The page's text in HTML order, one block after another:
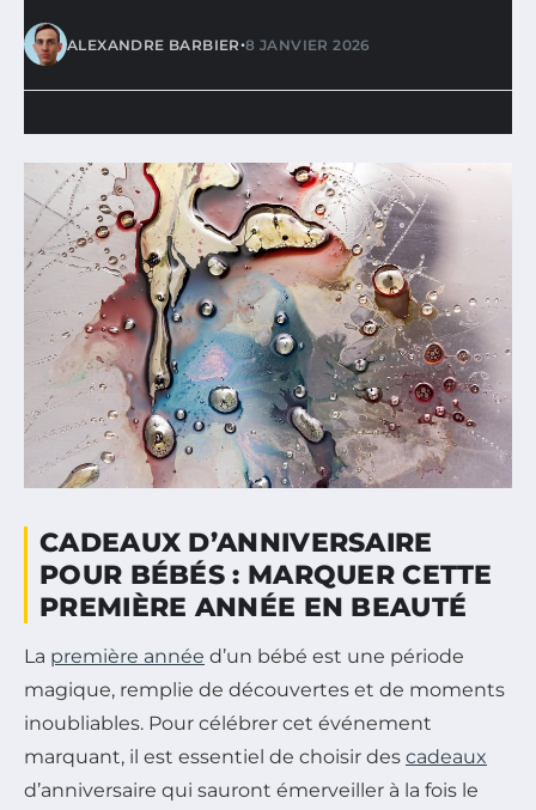
ALEXANDRE BARBIER•8 JANVIER 2026
CADEAUX D’ANNIVERSAIRE
POUR BÉBÉS : MARQUER CETTE
PREMIÈRE ANNÉE EN BEAUTÉ
La première année d’un bébé est une période
magique, remplie de découvertes et de moments
inoubliables. Pour célébrer cet événement
marquant, il est essentiel de choisir des cadeaux
d’anniversaire qui sauront émerveiller à la fois le